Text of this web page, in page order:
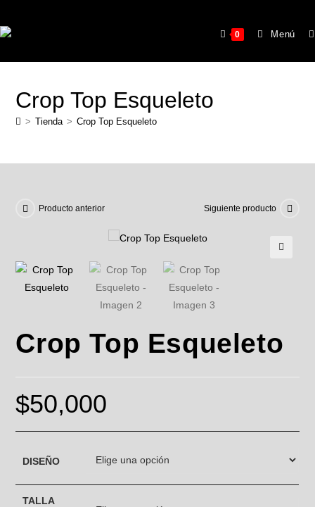
0 Menú
Crop Top Esqueleto
> Tienda > Crop Top Esqueleto
Producto anterior Siguiente producto
Crop Top Esqueleto
$50,000
DISEÑO
TALLA